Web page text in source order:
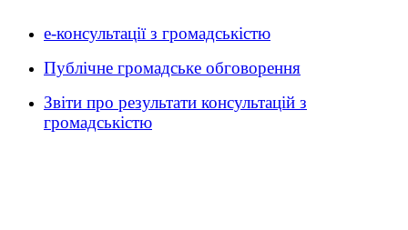
е-консультації з громадськістю
Публічне громадське обговорення
Звіти про результати консультацій з
громадськістю